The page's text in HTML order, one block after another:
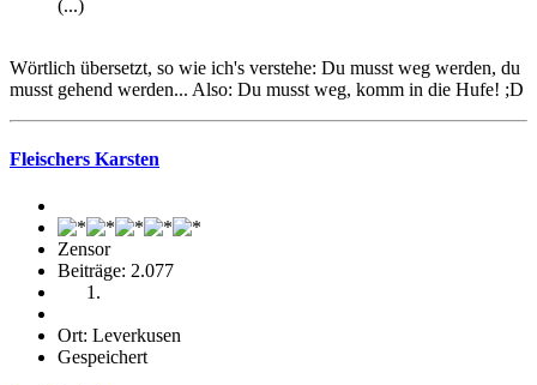
(...)
Wörtlich übersetzt, so wie ich's verstehe: Du musst weg werden, du
musst gehend werden... Also: Du musst weg, komm in die Hufe! ;D
Fleischers Karsten
Zensor
Beiträge: 2.077
Ort: Leverkusen
Gespeichert